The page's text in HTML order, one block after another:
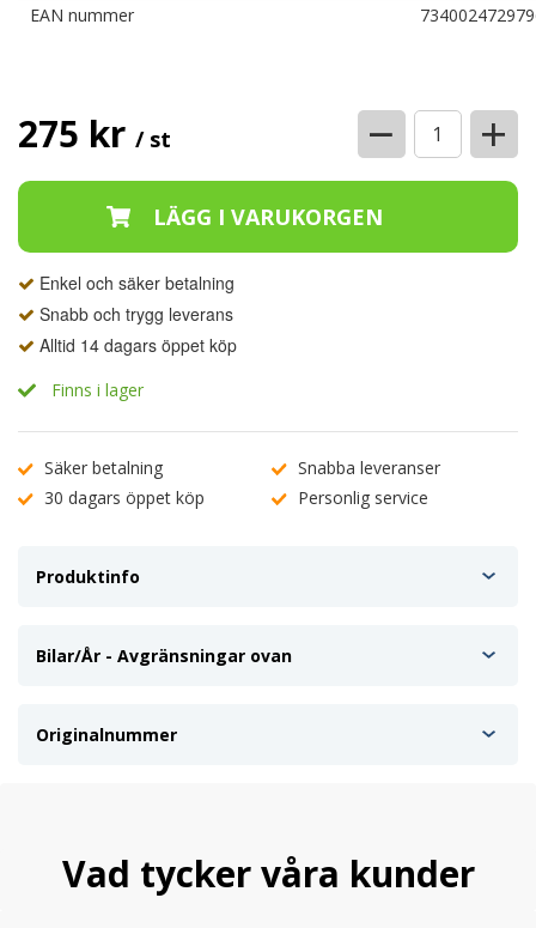
EAN nummer
275 kr / st − +
Enkel och säker betalning
Snabb och trygg leverans
Alltid 14 dagars öppet köp
Finns i lager
Säker betalning
Snabba leveranser
30 dagars öppet köp
Personlig service
Produktinfo
Bilar/År - Avgränsningar ovan
Originalnummer
Vad tycker våra kunder